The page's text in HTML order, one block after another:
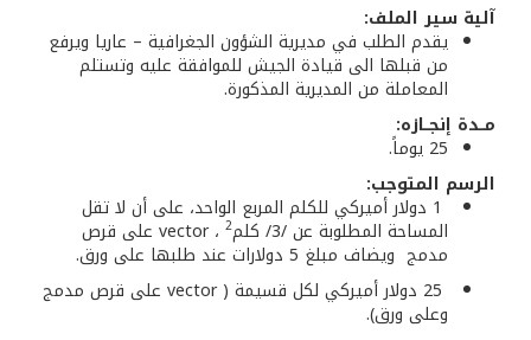
آلية سير الملف:
يقدم الطلب في مديرية الشؤون الجغرافية – عاريا ويرفع
من قبلها الى قيادة الجيش للموافقة عليه وتستلم
المعاملة من المديرية المذكورة.
مــدة إنجــازه:
25 يوماً.
الرسم المتوجب:
1 دولار أميركي للكلم المربع الواحد، على أن لا تقل
المساحة المطلوبة عن /3/ كلم 2 ، vector على قرص
مدمج ويضاف مبلغ 5 دولارات عند طلبها على ورق.
25 دولار أميركي لكل قسيمة ( vector على قرص مدمج
وعلى ورق).